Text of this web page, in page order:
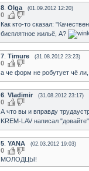
8 Olga (01.09.2012 12:20)
0
Как кто-то сказал:
бисплятное жильё, А?
7 Timure (31.08.2012 23:23)
0
а че форм не робутует чё
6 Vladimir (31.08.2012 23:17)
0
А что вы и вправду
KREM-LAV написал
5 YANA (02.03.2012 19:03)
0
МОЛОДЦЫ!